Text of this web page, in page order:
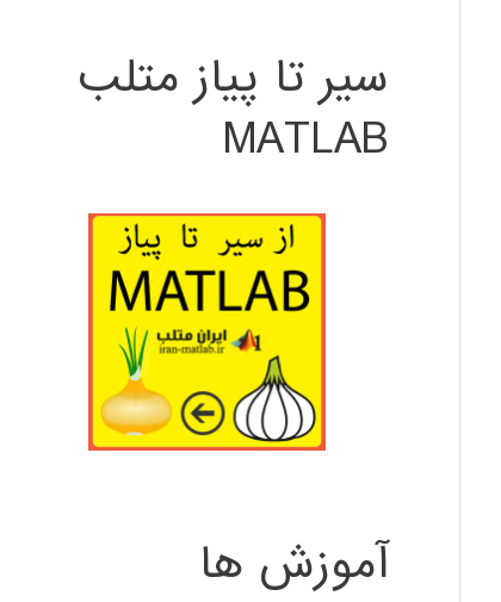
سیر تا پیاز متلب
MATLAB
آموزش ها